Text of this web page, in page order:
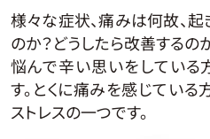
様々な症状、痛みは何故、
のか？どうしたら改善するの
悩んで辛い思いをしている
す。とくに痛みを感じてい
ストレスの一つです。